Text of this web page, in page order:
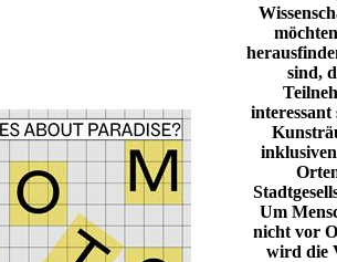
sind,
Um
nicht vor
wird die